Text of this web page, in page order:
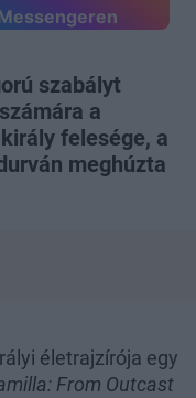
szabályt
a
felesége, a
meghúzta
életrajzírója egy
From Outcast